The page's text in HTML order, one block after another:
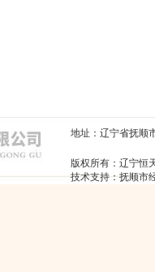
地址：辽宁省抚顺
版权所有：辽宁恒
技术支持：抚顺市